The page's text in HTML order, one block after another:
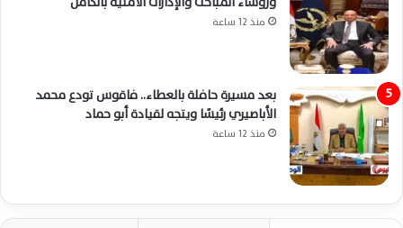
منذ 12 ساعة
بعد مسيرة حافلة بالعطاء.. فاقوس تودع محمد
الأباصيري رئيسًا ويتجه لقيادة أبو حماد
منذ 12 ساعة